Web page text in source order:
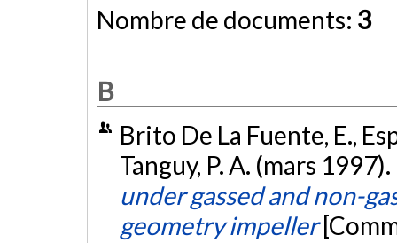
Nombre de documents: 3
B
Brito De La Fuente, E.,
Tanguy, P. A. (mars 1997).
under gassed and non-
geometry impeller